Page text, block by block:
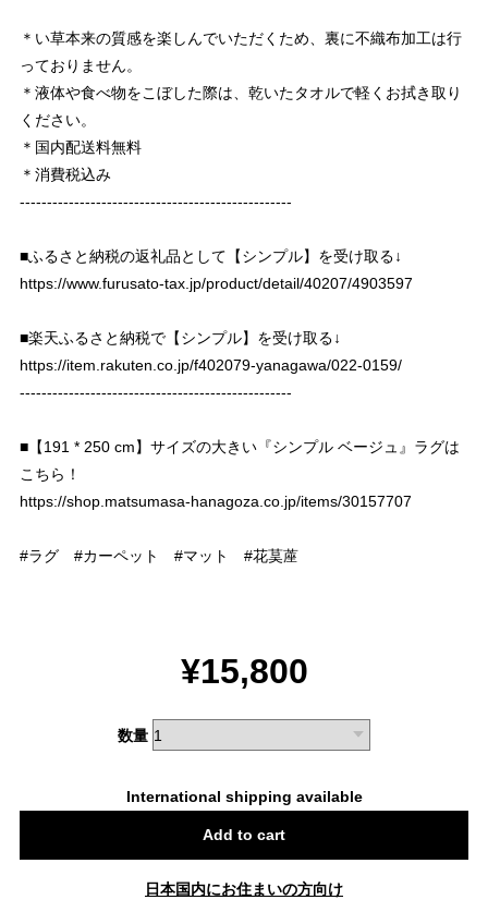
＊い草本来の質感を楽しんでいただくため、裏に不織布加工は行
っておりません。
＊液体や食べ物をこぼした際は、乾いたタオルで軽くお拭き取り
ください。
＊国内配送料無料
＊消費税込み
--------------------------------------------------
■ふるさと納税の返礼品として【シンプル】を受け取る↓
https://www.furusato-tax.jp/product/detail/40207/4903597
■楽天ふるさと納税で【シンプル】を受け取る↓
https://item.rakuten.co.jp/f402079-yanagawa/022-0159/
--------------------------------------------------
■【191 * 250 cm】サイズの大きい『シンプル ベージュ』ラグは
こちら！
https://shop.matsumasa-hanagoza.co.jp/items/30157707
#ラグ #カーペット #マット #花茣蓙
¥15,800
数量
International shipping available
Add to cart
日本国内にお住まいの方向け